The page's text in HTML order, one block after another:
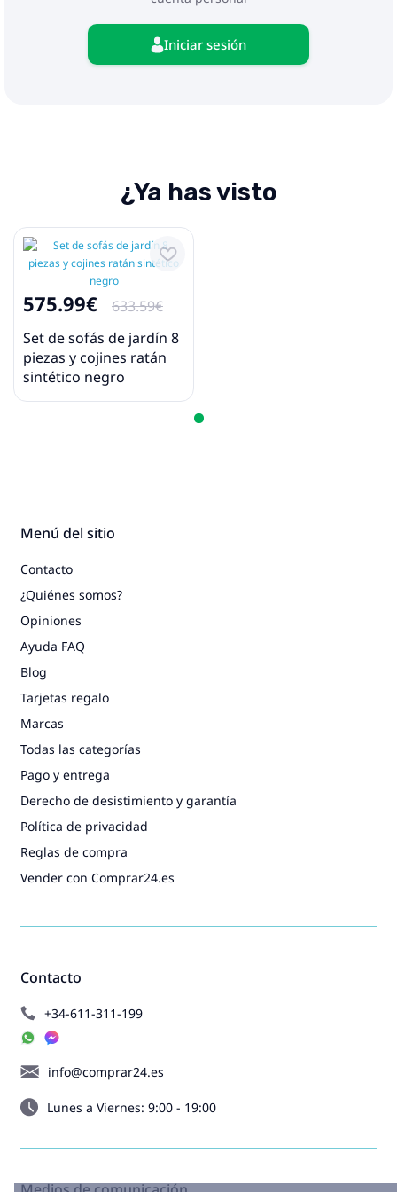
Iniciar sesión
¿Ya has visto
575.99€
633.59€
Set de sofás de jardín 8
piezas y cojines ratán
sintético negro
Contacto
+34-611-311-199
info@comprar24.es
Lunes a Viernes: 9:00 - 19:00
Menú del sitio
Contacto
¿Quiénes somos?
Opiniones
Ayuda FAQ
Blog
Tarjetas regalo
Marcas
Todas las categorías
Pago y entrega
Derecho de desistimiento y garantía
Política de privacidad
Reglas de compra
Vender con Comprar24.es